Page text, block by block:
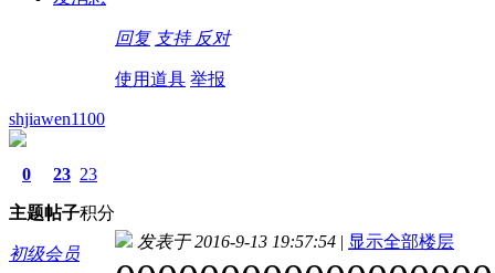
回复 支持 反对
使用道具 举报
shjiawen1100
0
主题
23
帖子
23
积分
初级会员
发表于 2016-9-13 19:57:54 | 显示全部楼层